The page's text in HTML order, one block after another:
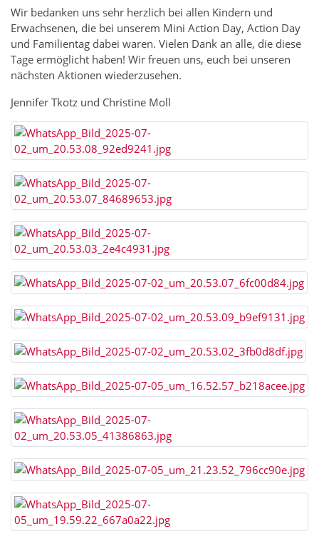
Wir bedanken uns sehr herzlich bei allen Kindern und
Erwachsenen, die bei unserem Mini Action Day, Action Day
und Familientag dabei waren. Vielen Dank an alle, die diese
Tage ermöglicht haben! Wir freuen uns, euch bei unseren
nächsten Aktionen wiederzusehen.
Jennifer Tkotz und Christine Moll